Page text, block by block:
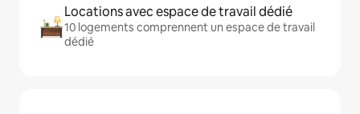
Locations avec espace de travail dédié
10 logements comprennent un espace de travail
dédié